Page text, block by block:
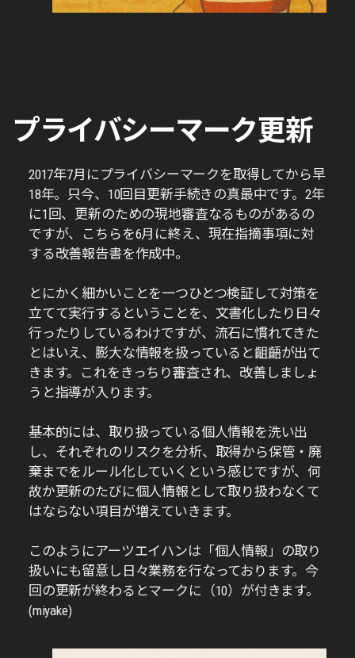
プライバシーマーク更新
2017年7月にプライバシーマークを取得してから早
18年。只今、10回目更新手続きの真最中です。2年
に1回、更新のための現地審査なるものがあるの
ですが、こちらを6月に終え、現在指摘事項に対
する改善報告書を作成中。
とにかく細かいことを一つひとつ検証して対策を
立てて実行するということを、文書化したり日々
行ったりしているわけですが、流石に慣れてきた
とはいえ、膨大な情報を扱っていると齟齬が出て
きます。これをきっちり審査され、改善しましょ
うと指導が入ります。
基本的には、取り扱っている個人情報を洗い出
し、それぞれのリスクを分析、取得から保管・廃
棄までをルール化していくという感じですが、何
故か更新のたびに個人情報として取り扱わなくて
はならない項目が増えていきます。
このようにアーツエイハンは「個人情報」の取り
扱いにも留意し日々業務を行なっております。今
回の更新が終わるとマークに（10）が付きます。
(miyake)